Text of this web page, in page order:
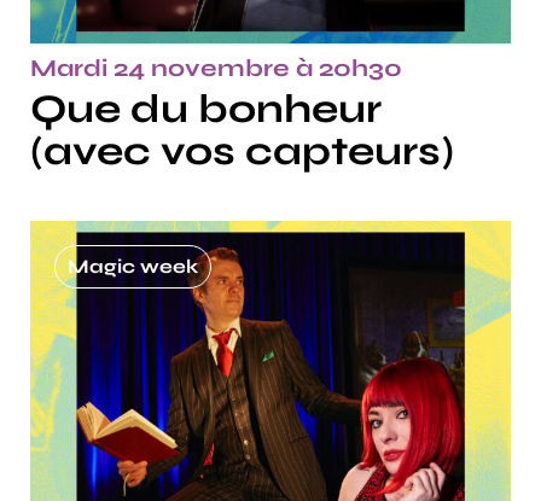
Mardi 24 novembre à 20h30
Que du bonheur
(avec vos capteurs)
Magic week